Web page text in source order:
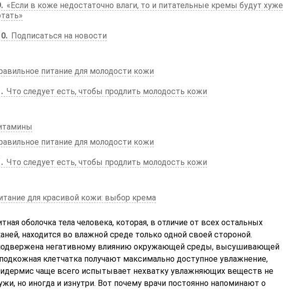
«Если в коже недостаточно влаги, то и питательные кремы будут хуже
Подписаться на новости
питание для молодости кожи
Что следует есть, чтобы продлить молодость кожи
питание для молодости кожи
Что следует есть, чтобы продлить молодость кожи
для красивой кожи: выбор крема
оболочка тела человека, которая, в отличие от всех остальных
находится во влажной среде только одной своей стороной.
негативному влиянию окружающей среды, высушивающей
клетчатка получают максимально доступное увлажнение,
чаще всего испытывает нехватку увлажняющих веществ не
но иногда и изнутри. Вот почему врачи постоянно напоминают о